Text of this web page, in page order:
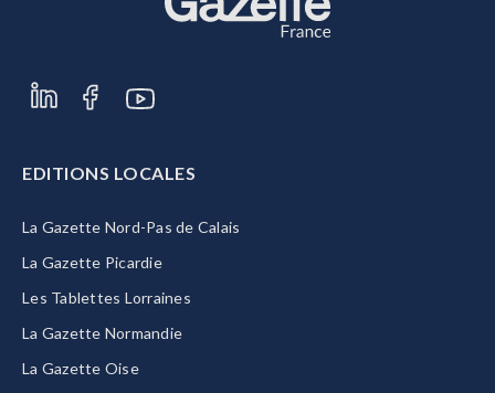
EDITIONS LOCALES
La Gazette Nord-Pas de Calais
La Gazette Picardie
Les Tablettes Lorraines
La Gazette Normandie
La Gazette Oise